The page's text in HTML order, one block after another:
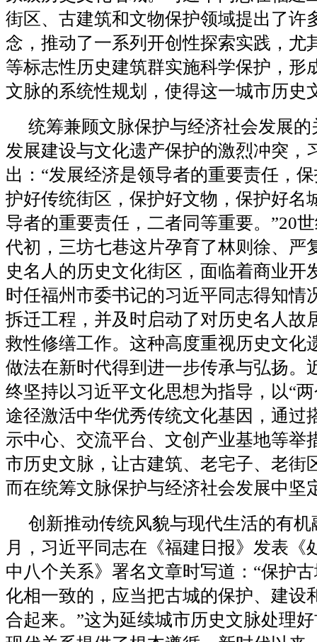
街区、古建筑和文物保护领域提出了许
念，推动了一系列开创性探索实践，尤
等标志性历史建筑群实施科学保护，形
文脉的系统性规划，使得这一城市历史
统筹兼顾文脉保护与经济社会发展
发展建设与文化遗产保护的激烈冲突，
出：“发展经济是领导者的重要责任，
护好传统街区，保护好文物，保护好名
导者的重要责任，二者同等重要。”20
代初，三坊七巷这片孕育了林则徐、严
史名人的历史文化街区，面临着商业开
时任福州市委书记的习近平同志得知情
拆迁工程，并及时启动了对历史名人故
救性修缮工作。这种高度重视历史文化
做法在新时代得到进一步传承与弘扬。
终坚持以习近平文化思想为指导，以“
途径激活中华优秀传统文化基因，通过
示中心、交流平台、文创产业基地等举
市历史文脉，让古建筑、老宅子、老街
而在统筹文脉保护与经济社会发展中坚
创新推动传统风貌与现代生活的有机
月，习近平同志在《福建日报》发表《
中八个关系》署名文章时写道：“保护
化相一致的，应当把古城的保护、建设
合起来。”这为延续城市历史文脉处理